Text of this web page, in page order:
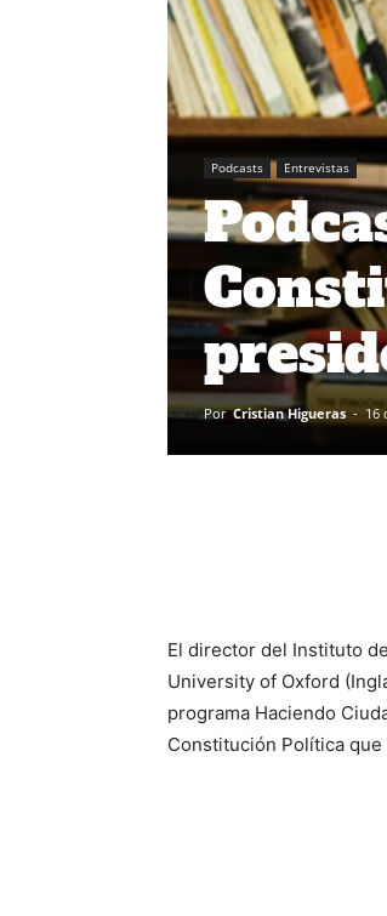
Podcasts Entrevistas
Por Cristian Higueras - 16
El director del Instituto
University of Oxford
programa Haciendo
Constitución Política